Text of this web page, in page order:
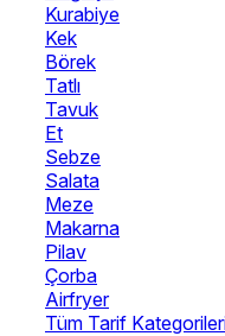
Kurabiye
Kek
Börek
Tatlı
Tavuk
Et
Sebze
Salata
Meze
Makarna
Pilav
Çorba
Airfryer
Tüm Tarif